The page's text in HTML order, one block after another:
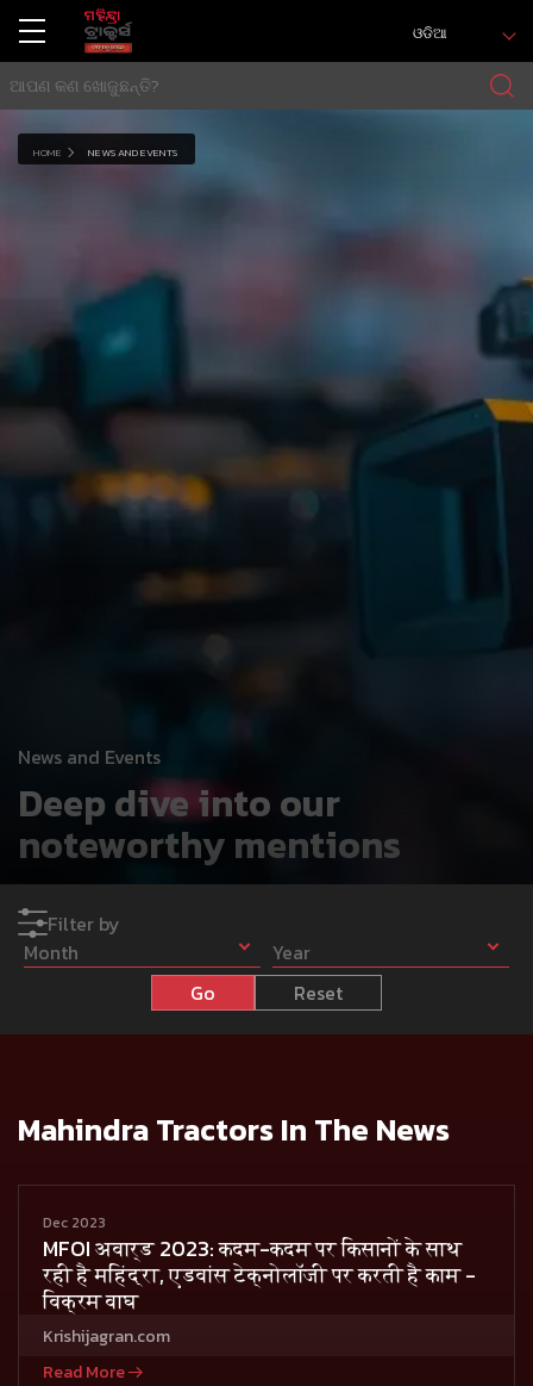
ଓଡିଆ
HOME NEWS AND EVENTS
News and Events
Deep dive into our
noteworthy mentions
Filter by
Month
Year
Go
Reset
Mahindra Tractors In The News
Dec 2023
MFOI अवार्ड 2023: कदम-कदम पर किसानों के साथ
रही है महिंद्रा, एडवांस टेक्नोलॉजी पर करती है काम -
विक्रम वाघ
Krishijagran.com
Read More